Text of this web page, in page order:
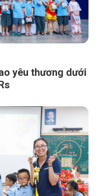
yêu thương dưới